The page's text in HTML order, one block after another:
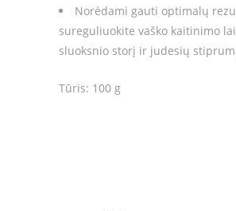
Norėdami gauti optimalų
sureguliuokite vaško kaitinimo
sluoksnio storį ir judesių
Tūris: 100 g